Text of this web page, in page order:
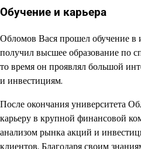
Обучение и карьера
Обломов Вася прошел обучение в
получил высшее образование по
то время он проявлял большой
и инвестициям.
После окончания университета
карьеру в крупной финансовой
анализом рынка акций и
клиентов. Благодаря своим